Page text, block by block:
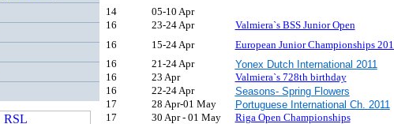
14
05-10 Apr
16
23-24 Apr Valmiera`s BSS Junior Open
16
15-24 Apr European Junior Championships
16
21-24 Apr Yonex Dutch International 2011
16
23 Apr Valmiera`s 728th birthday
16
22-24 Apr Seasons- Spring Flowers
17
28 Apr-01 May Portuguese International Ch. 2011
17
30 Apr - 01 May Riga Open Championships